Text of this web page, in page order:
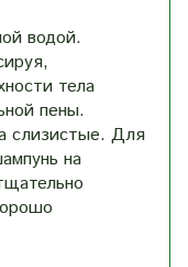
водой.
тела
пены.
слизистые. Для
на